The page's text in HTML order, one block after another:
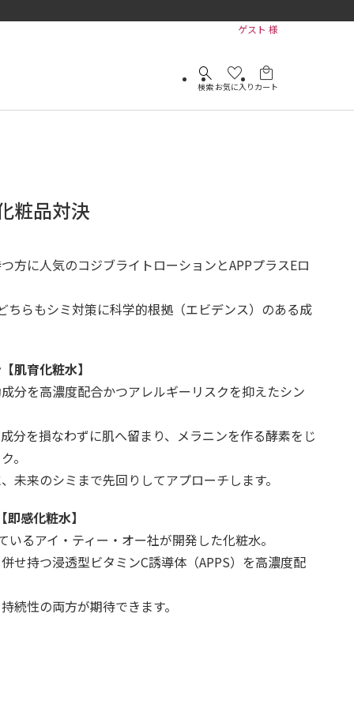
ゲスト 様
search
検索
favorite
お気に入り
local_mall
カート
粧品対決
方に人気のコジブライトローションとAPPプラスEロ
ちらもシミ対策に科学的根拠（エビデンス）のある成
肌育化粧水】
分を高濃度配合かつアレルギーリスクを抑えたシン
分を損なわずに肌へ留まり、メラニンを作る酵素をじ
。
未来のシミまで先回りしてアプローチします。
感化粧水】
いるアイ・ティー・オー社が開発した化粧水。
せ持つ浸透型ビタミンC誘導体（APPS）を高濃度配
続性の両方が期待できます。